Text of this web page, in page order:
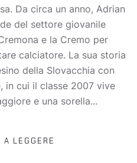
Da circa un anno, Adrian
del settore giovanile
e la Cremo per
calciatore. La sua storia
della Slovacchia con
in cui il classe 2007 vive
e una sorella...
A LEGGERE